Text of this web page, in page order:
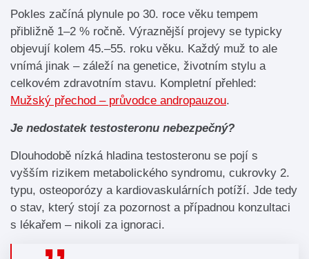
Pokles začíná plynule po 30. roce věku tempem
přibližně 1–2 % ročně. Výraznější projevy se typicky
objevují kolem 45.–55. roku věku. Každý muž to ale
vnímá jinak – záleží na genetice, životním stylu a
celkovém zdravotním stavu. Kompletní přehled:
Mužský přechod – průvodce andropauzou.
Je nedostatek testosteronu nebezpečný?
Dlouhodobě nízká hladina testosteronu se pojí s
vyšším rizikem metabolického syndromu, cukrovky 2.
typu, osteoporózy a kardiovaskulárních potíží. Jde tedy
o stav, který stojí za pozornost a případnou konzultaci
s lékařem – nikoli za ignoraci.